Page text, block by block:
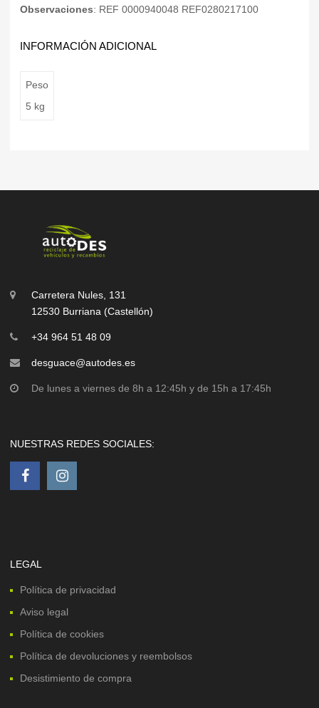
Observaciones: REF 0000940048 REF0280217100
INFORMACIÓN ADICIONAL
Peso
5 kg
Carretera Nules, 131
12530 Burriana (Castellón)
+34 964 51 48 09
desguace@autodes.es
De lunes a viernes de 8h a 12:45h y de 15h a 17:45h
NUESTRAS REDES SOCIALES:
LEGAL
Política de privacidad
Aviso legal
Política de cookies
Política de devoluciones y reembolsos
Desistimiento de compra